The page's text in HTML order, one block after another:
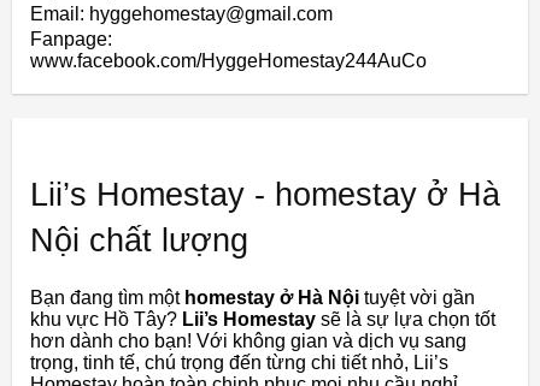
Email: hyggehomestay@gmail.com
Fanpage:
www.facebook.com/HyggeHomestay244AuCo
Lii’s Homestay - homestay ở Hà
Nội chất lượng
Bạn đang tìm một homestay ở Hà Nội tuyệt vời gần
khu vực Hồ Tây? Lii’s Homestay sẽ là sự lựa chọn tốt
hơn dành cho bạn! Với không gian và dịch vụ sang
trọng, tinh tế, chú trọng đến từng chi tiết nhỏ, Lii’s